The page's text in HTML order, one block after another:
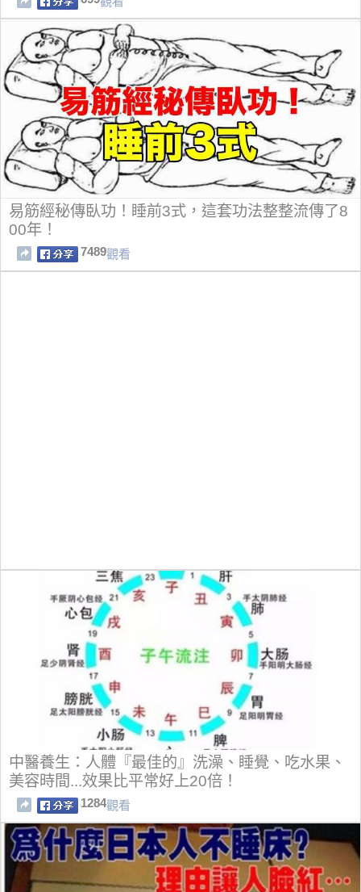
易筋經秘傳臥功！睡前3式，這套功法整整流傳了8
00年！
7489觀看
中醫養生：人體『最佳的』洗澡、睡覺、吃水果、
美容時間...效果比平常好上20倍！
1284觀看